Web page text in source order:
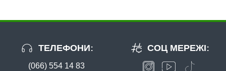
ТЕЛЕФОНИ:
(066) 554 14 83
СОЦ МЕРЕЖІ: